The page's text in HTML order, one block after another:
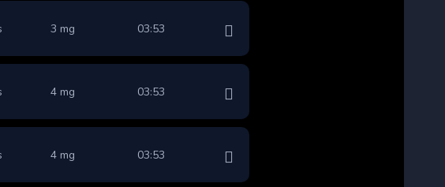
3 mg 03:53
4 mg 03:53
4 mg 03:53